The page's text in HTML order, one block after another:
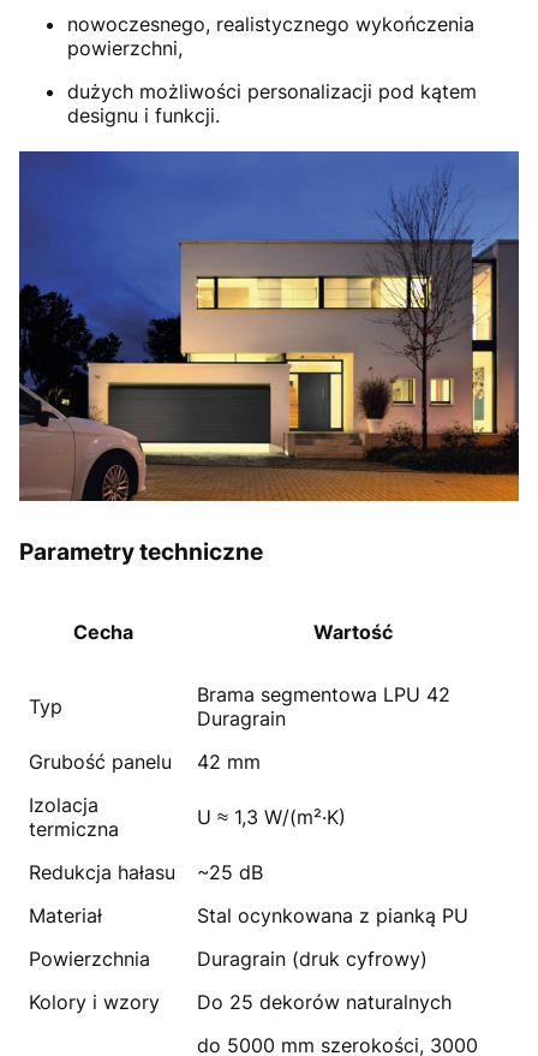
nowoczesnego, realistycznego wykończenia
powierzchni,
dużych możliwości personalizacji pod kątem
designu i funkcji.
Parametry techniczne
Cecha Wartość
Typ
Brama segmentowa LPU 42
Duragrain
Grubość panelu
42 mm
Izolacja
termiczna
U ≈ 1,3 W/(m²·K)
Redukcja hałasu
~25 dB
Materiał
Stal ocynkowana z pianką PU
Powierzchnia
Duragrain (druk cyfrowy)
Kolory i wzory
Do 25 dekorów naturalnych
do 5000 mm szerokości, 3000